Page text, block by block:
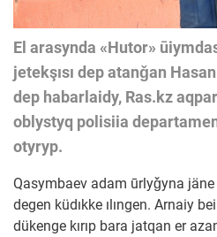
El arasynda «Hutor»
jetekşısı dep atanǧan
dep habarlaidy, Ras.kz
oblystyq polisiia
otyryp.
Qasymbaev adam ūrlyǧyna
degen küdıkke ılıngen. Arnaiy
dükenge kırıp bara jatqan er